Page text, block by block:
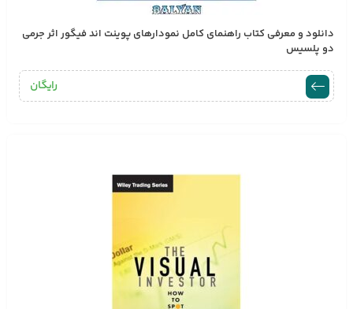
دانلود و معرفی کتاب راهنمای کامل نمودارهای پوینت اند فیگور اثر جرمی
دو پلسیس
رایگان